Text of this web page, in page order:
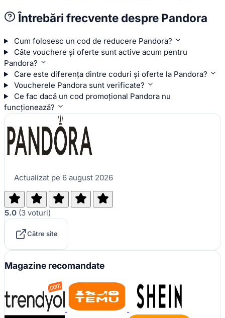
Întrebări frecvente despre Pandora
Cum folosesc un cod de reducere Pandora?
Câte vouchere și oferte sunt active acum pentru
Pandora?
Care este diferența dintre coduri și oferte la Pandora?
Voucherele Pandora sunt verificate?
Ce fac dacă un cod promoțional Pandora nu
funcționează?
Actualizat pe 6 august 2026
5.0 (3 voturi)
Către site
Magazine recomandate